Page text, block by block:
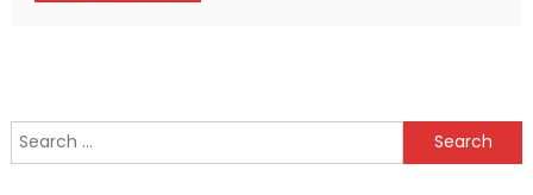
Search
for: